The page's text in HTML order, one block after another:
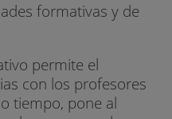
formativas y de
permite el
con los profesores
tiempo, pone al